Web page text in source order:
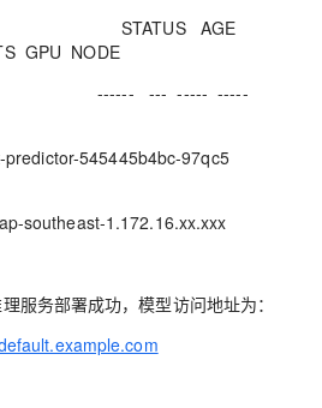
AGE
GPU NODE
--- ----- -----
545445b4bc-97qc5
1.172.16.xx.xxx
服务部署成功，模型访问地址为：